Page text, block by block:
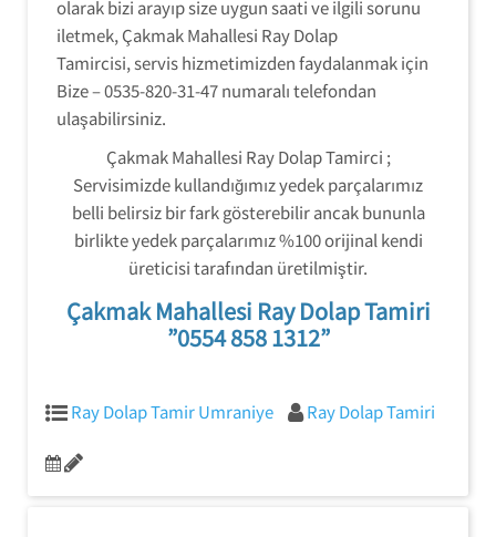
olarak bizi arayıp size uygun saati ve ilgili sorunu
iletmek, Çakmak Mahallesi Ray Dolap
Tamircisi, servis hizmetimizden faydalanmak için
Bize – 0535-820-31-47 numaralı telefondan
ulaşabilirsiniz.
Çakmak Mahallesi Ray Dolap Tamirci ;
Servisimizde kullandığımız yedek parçalarımız
belli belirsiz bir fark gösterebilir ancak bununla
birlikte yedek parçalarımız %100 orijinal kendi
üreticisi tarafından üretilmiştir.
Çakmak Mahallesi Ray Dolap Tamiri
”0554 858 1312”
Ray Dolap Tamir Umraniye Ray Dolap Tamiri